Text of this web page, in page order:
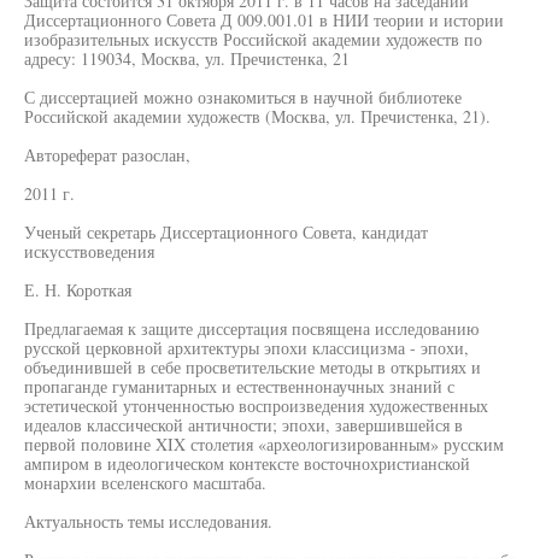
Диссертационного Совета Д 009.001.01 в НИИ теории и истории
изобразительных искусств Российской академии художеств по
адресу: 119034, Москва, ул. Пречистенка, 21
С диссертацией можно ознакомиться в научной библиотеке
Российской академии художеств (Москва, ул. Пречистенка, 21).
Автореферат разослан,
2011 г.
Ученый секретарь Диссертационного Совета, кандидат
искусствоведения
Е. Н. Короткая
Предлагаемая к защите диссертация посвящена исследованию
русской церковной архитектуры эпохи классицизма - эпохи,
объединившей в себе просветительские методы в открытиях и
пропаганде гуманитарных и естественнонаучных знаний с
эстетической утонченностью воспроизведения художественных
идеалов классической античности; эпохи, завершившейся в
первой половине XIX столетия «археологизированным» русским
ампиром в идеологическом контексте восточнохристианской
монархии вселенского масштаба.
Актуальность темы исследования.